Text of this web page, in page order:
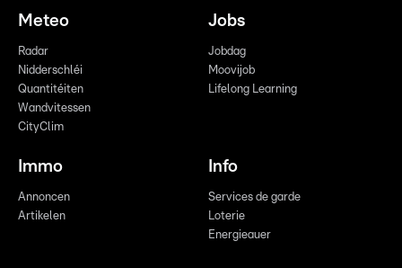
Meteo
Radar
Nidderschléi
Quantitéiten
Wandvitessen
CityClim
Jobs
Jobdag
Moovijob
Lifelong Learning
Immo
Annoncen
Artikelen
Info
Services de garde
Loterie
Energieauer